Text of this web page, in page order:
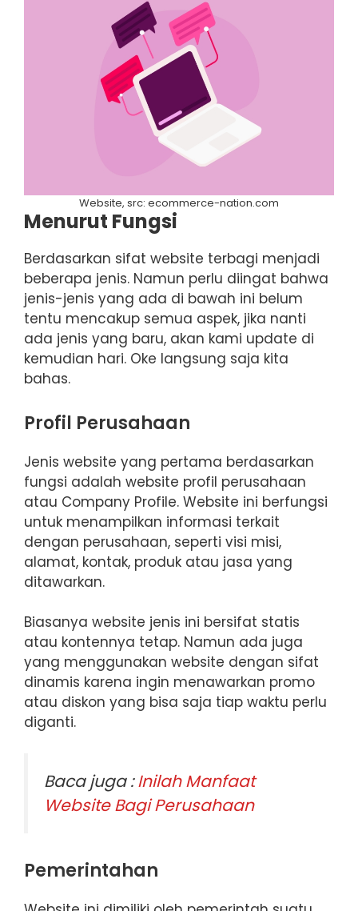
Website, src: ecommerce-nation.com
Menurut Fungsi
Berdasarkan sifat website terbagi menjadi
beberapa jenis. Namun perlu diingat bahwa
jenis-jenis yang ada di bawah ini belum
tentu mencakup semua aspek, jika nanti
ada jenis yang baru, akan kami update di
kemudian hari. Oke langsung saja kita
bahas.
Profil Perusahaan
Jenis website yang pertama berdasarkan
fungsi adalah website profil perusahaan
atau Company Profile. Website ini berfungsi
untuk menampilkan informasi terkait
dengan perusahaan, seperti visi misi,
alamat, kontak, produk atau jasa yang
ditawarkan.
Biasanya website jenis ini bersifat statis
atau kontennya tetap. Namun ada juga
yang menggunakan website dengan sifat
dinamis karena ingin menawarkan promo
atau diskon yang bisa saja tiap waktu perlu
diganti.
Baca juga :Inilah Manfaat
Website Bagi Perusahaan
Pemerintahan